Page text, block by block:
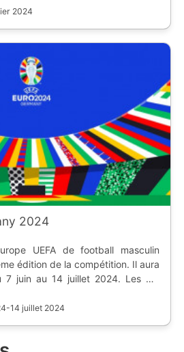
l'Olympiahalle * Porsche Arena
2024
2024
UEFA de football masculin
édition de la compétition. Il aura
7 juin au 14 juillet 2024. Les dix
2006. L'Espagne s'est
-14 juillet 2024